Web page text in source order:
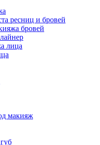
ресниц и бровей
бровей
лица
макияж